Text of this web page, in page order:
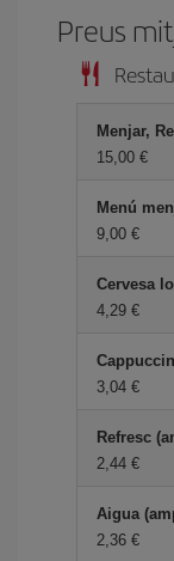
Preus
Menjar,
15,00
Menú
9,00
Cervesa
4,29
3,04
Refresc
2,44
Aigua
2,36